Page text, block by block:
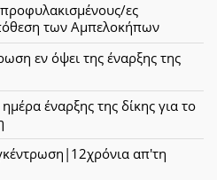
ες
των Αμπελοκήπων
εν όψει της έναρξης της
έναρξης της δίκης για το
απ'τη